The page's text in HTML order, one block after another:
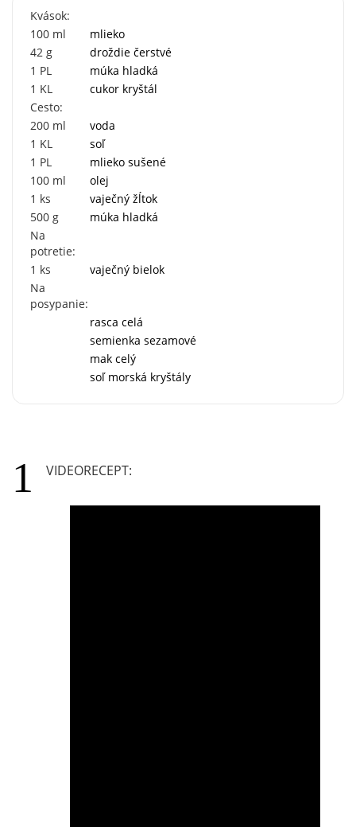
Kvások:
100 ml
mlieko
42 g
droždie čerstvé
1 PL
múka hladká
1 KL
cukor kryštál
Cesto:
200 ml
voda
1 KL
soľ
1 PL
mlieko sušené
100 ml
olej
1 ks
vaječný žĺtok
500 g
múka hladká
Na
potretie:
1 ks
vaječný bielok
Na
posypanie:
rasca celá
semienka sezamové
mak celý
soľ morská kryštály
VIDEORECEPT: